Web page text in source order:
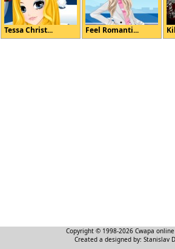
Tessa Christ... Feel Romanti...
Copyright © 1998-2026 Cwapa
Created a designed by: Stanislav